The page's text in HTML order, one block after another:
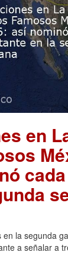
en
en la segunda
a señalar a